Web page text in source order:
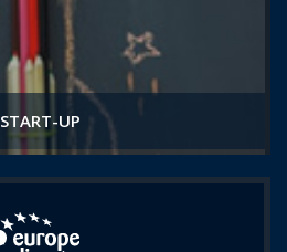
START-UP